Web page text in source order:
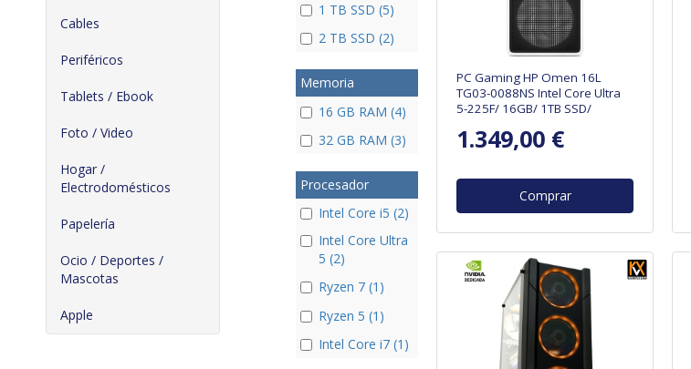
Cables
Periféricos
Tablets / Ebook
Foto / Video
Hogar /
Electrodomésticos
Papelería
Ocio / Deportes /
Mascotas
Apple
1 TB SSD (5)
2 TB SSD (2)
Memoria
16 GB RAM (4)
32 GB RAM (3)
Procesador
Intel Core i5 (2)
Intel Core Ultra
5 (2)
Ryzen 7 (1)
Ryzen 5 (1)
Intel Core i7 (1)
PC Gaming HP Omen 16L
TG03-0088NS Intel Core Ultra
5-225F/ 16GB/ 1TB SSD/
Operativo
1.349,00 €
Comprar